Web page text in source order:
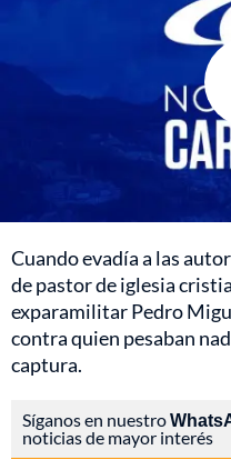
Cuando evadía a las
de pastor de iglesia
exparamilitar Pedro
contra quien pesaban
captura.
Síganos en nuestro
noticias de mayor interés